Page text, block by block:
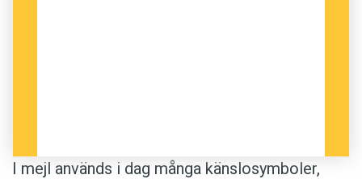
I mejl används i dag många känslosymboler,